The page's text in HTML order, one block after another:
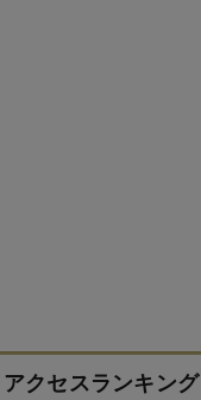
アクセスランキング